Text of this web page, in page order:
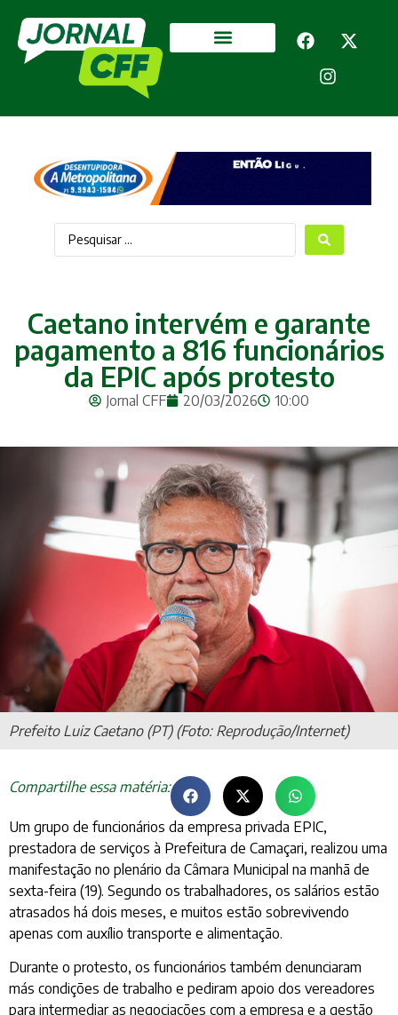
Caetano intervém e garante
pagamento a 816 funcionários
da EPIC após protesto
Jornal CFF 20/03/2026 10:00
Prefeito Luiz Caetano (PT) (Foto: Reprodução/Internet)
Compartilhe essa matéria:
Um grupo de funcionários da empresa privada EPIC,
prestadora de serviços à Prefeitura de Camaçari, realizou uma
manifestação no plenário da Câmara Municipal na manhã de
sexta-feira (19). Segundo os trabalhadores, os salários estão
atrasados há dois meses, e muitos estão sobrevivendo
apenas com auxílio transporte e alimentação.
Durante o protesto, os funcionários também denunciaram
más condições de trabalho e pediram apoio dos vereadores
para intermediar as negociações com a empresa e a gestão